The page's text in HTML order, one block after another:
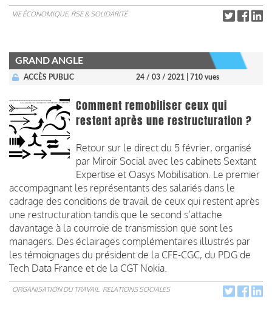
VIE ÉCONOMIQUE, RSE & SOLIDARITÉ
GRAND ANGLE
ACCÈS PUBLIC 24 / 03 / 2021 | 710 vues
Comment remobiliser ceux qui
restent après une restructuration ?
Retour sur le direct du 5 février, organisé
par Miroir Social avec les cabinets Sextant
Expertise et Oasys Mobilisation. Le premier
accompagnant les représentants des salariés dans le
cadrage des conditions de travail de ceux qui restent après
une restructuration tandis que le second s’attache
davantage à la courroie de transmission que sont les
managers. Des éclairages complémentaires illustrés par
les témoignages du président de la CFE-CGC, du PDG de
Tech Data France et de la CGT Nokia.
ORGANISATION DU TRAVAIL RELATIONS SOCIALES